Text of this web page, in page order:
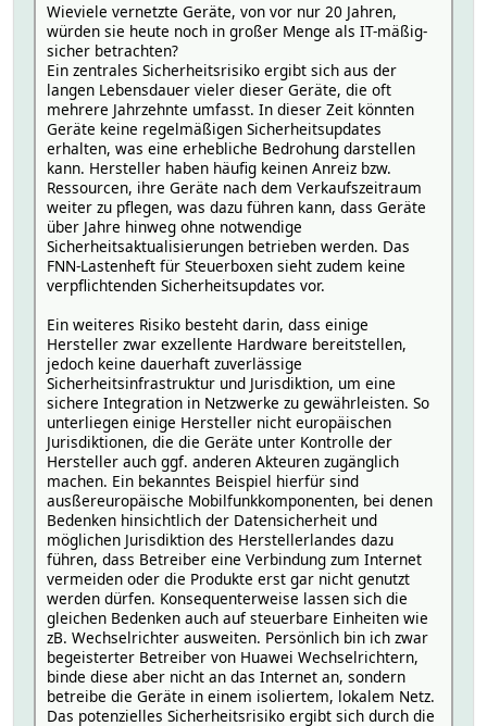
Wieviele vernetzte Geräte, von vor nur 20 Jahren,
würden sie heute noch in großer Menge als IT-mäßig-
sicher betrachten?
Ein zentrales Sicherheitsrisiko ergibt sich aus der
langen Lebensdauer vieler dieser Geräte, die oft
mehrere Jahrzehnte umfasst. In dieser Zeit könnten
Geräte keine regelmäßigen Sicherheitsupdates
erhalten, was eine erhebliche Bedrohung darstellen
kann. Hersteller haben häufig keinen Anreiz bzw.
Ressourcen, ihre Geräte nach dem Verkaufszeitraum
weiter zu pflegen, was dazu führen kann, dass Geräte
über Jahre hinweg ohne notwendige
Sicherheitsaktualisierungen betrieben werden. Das
FNN-Lastenheft für Steuerboxen sieht zudem keine
verpflichtenden Sicherheitsupdates vor.
Ein weiteres Risiko besteht darin, dass einige
Hersteller zwar exzellente Hardware bereitstellen,
jedoch keine dauerhaft zuverlässige
Sicherheitsinfrastruktur und Jurisdiktion, um eine
sichere Integration in Netzwerke zu gewährleisten. So
unterliegen einige Hersteller nicht europäischen
Jurisdiktionen, die die Geräte unter Kontrolle der
Hersteller auch ggf. anderen Akteuren zugänglich
machen. Ein bekanntes Beispiel hierfür sind
ausßereuropäische Mobilfunkkomponenten, bei denen
Bedenken hinsichtlich der Datensicherheit und
möglichen Jurisdiktion des Herstellerlandes dazu
führen, dass Betreiber eine Verbindung zum Internet
vermeiden oder die Produkte erst gar nicht genutzt
werden dürfen. Konsequenterweise lassen sich die
gleichen Bedenken auch auf steuerbare Einheiten wie
zB. Wechselrichter ausweiten. Persönlich bin ich zwar
begeisterter Betreiber von Huawei Wechselrichtern,
binde diese aber nicht an das Internet an, sondern
betreibe die Geräte in einem isoliertem, lokalem Netz.
Das potenzielles Sicherheitsrisiko ergibt sich durch die